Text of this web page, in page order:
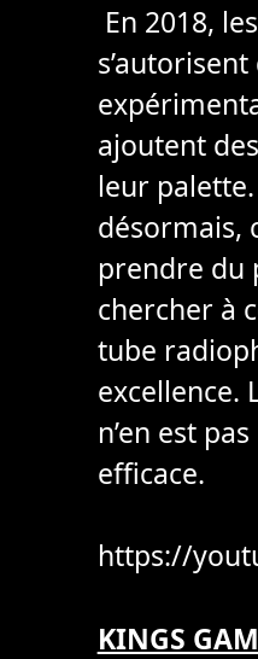
En 2018,
ajoutent
leur
désormais,
prendre du
chercher à
tube
excellence.
n’en est
efficace.
https://
KINGS